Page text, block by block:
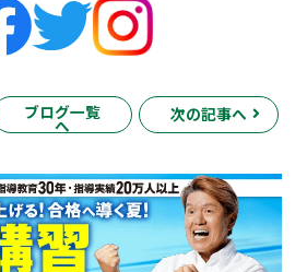
ブログ一覧
へ
次の記事へ